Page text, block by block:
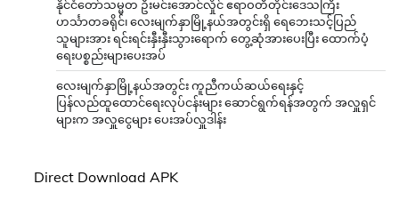
နိုင်ငံတော်သမ္မတ ဦးမင်းအောင်လှိုင် ဧရာဝတီတိုင်းဒေသကြီး
ဟင်္သာတခရိုင်၊ လေးမျက်နှာမြို့နယ်အတွင်းရှိ ရေဘေးသင့်ပြည်
သူများအား ရင်းရင်းနှီးနှီးသွားရောက် တွေ့ဆုံအားပေးပြီး ထောက်ပံ့
ရေးပစ္စည်းများပေးအပ်
လေးမျက်နှာမြို့နယ်အတွင်း ကူညီကယ်ဆယ်ရေးနှင့်
ပြန်လည်ထူထောင်ရေးလုပ်ငန်းများ ဆောင်ရွက်ရန်အတွက် အလှူရှင်
များက အလှူငွေများ ပေးအပ်လှူဒါန်း
Direct Download APK